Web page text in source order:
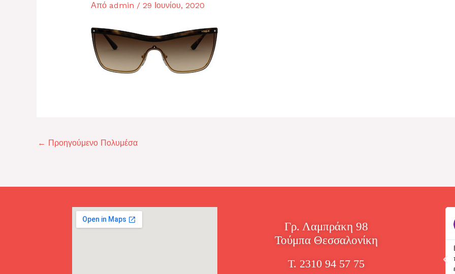
Από admin / 29 Ιουνίου, 2020
← Προηγούμενο Πολυμέσα
Γρ. Λαμπράκη 98
Τούμπα Θεσσαλονίκη
Τ. 2310 94 57 75
John Doe
 